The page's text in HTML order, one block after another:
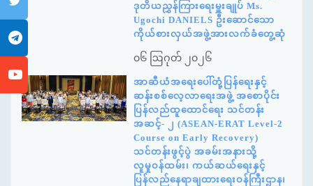
ဒုတိယညွှန်ကြားရေးမှူးချုပ် Ms.
Ugochi DANIELS ဦးဆောင်သော
ကိုယ်စားလှယ်အဖွဲ့အားလက်ခံတွေ့ဆုံ
၀၆ ဩဂုတ် ၂၀၂၆
အာဆီယံအရေးပေါ်တုံ့ပြန်ရေးနှင့်
ဆန်းစစ်လေ့လာရေးအဖွဲ့ အစောပိုင်း
ပြန်လည်ထူထောင်ရေး သင်တန်း
အဆင့်- ၂ (ASEAN-ERAT Level-2
Course on Early Recovery)
သင်တန်းဖွင့်ပွဲ အခမ်းအနားသို့
လူမှုဝန်ထမ်း၊ ကယ်ဆယ်ရေးနှင့်
ပြန်လည်နေရာချထားရေးဝန်ကြီးဌာန၊